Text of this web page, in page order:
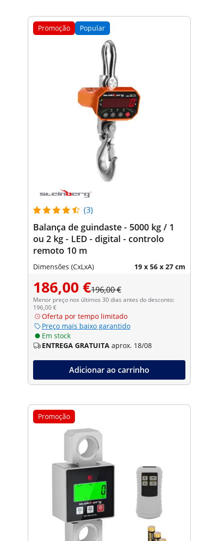
Promoção Popular
(3)
Balança de guindaste - 5000 kg / 1
ou 2 kg - LED - digital - controlo
remoto 10 m
Dimensões (CxLxA) 19 x 56 x 27 cm
186,00 €196,00 €
Menor preço nos últimos 30 dias antes do desconto:
196,00 €
Oferta por tempo limitado
Preço mais baixo garantido
Em stock
ENTREGA GRATUITA aprox. 18/08
Adicionar ao carrinho
Promoção